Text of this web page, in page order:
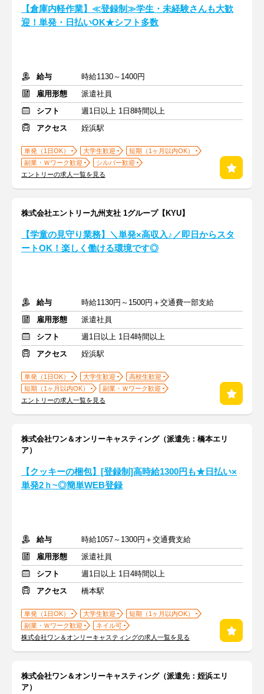
【倉庫内軽作業】≪登録制≫学生・未経験さんも大歓
迎！単発・日払いOK★シフト多数
給与
時給1130～1400円
雇用形態
派遣社員
シフト
週1日以上 1日8時間以上
アクセス
姪浜駅
単発（1日OK） 大学生歓迎
短期（1ヶ月以内OK）
副業・Ｗワーク歓迎
シルバー歓迎
エントリーの求人一覧を見る
株式会社エントリー九州支社 1グループ【KYU】
【学童の見守り業務】＼単発×高収入♪／即日からスタ
ートOK！楽しく働ける環境です◎
給与
時給1130円～1500円＋交通費一部支給
雇用形態
派遣社員
シフト
週1日以上 1日4時間以上
アクセス
姪浜駅
単発（1日OK） 大学生歓迎
高校生歓迎
短期（1ヶ月以内OK）
副業・Ｗワーク歓迎
エントリーの求人一覧を見る
株式会社ワン＆オンリーキャスティング（派遣先：橋本エリ
ア）
【クッキーの梱包】[登録制]高時給1300円も★日払い×
単発2ｈ~◎簡単WEB登録
給与
時給1057～1300円＋交通費支給
雇用形態
派遣社員
シフト
週1日以上 1日4時間以上
アクセス
橋本駅
単発（1日OK） 大学生歓迎
短期（1ヶ月以内OK）
副業・Ｗワーク歓迎
ネイル可
株式会社ワン＆オンリーキャスティングの求人一覧を見る
株式会社ワン＆オンリーキャスティング（派遣先：姪浜エリ
ア）